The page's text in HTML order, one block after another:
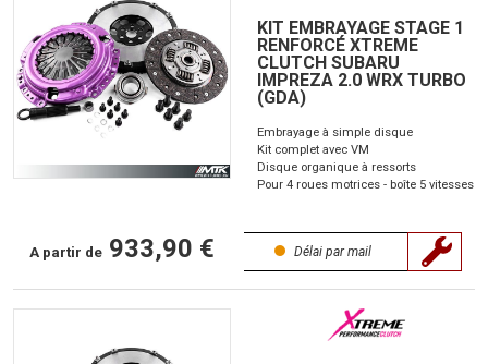
KIT EMBRAYAGE STAGE 1
RENFORCÉ XTREME
CLUTCH SUBARU
IMPREZA 2.0 WRX TURBO
(GDA)
Embrayage à simple disque
Kit complet avec VM
Disque organique à ressorts
Pour 4 roues motrices - boîte 5 vitesses
A partir de 933,90 € Délai par mail